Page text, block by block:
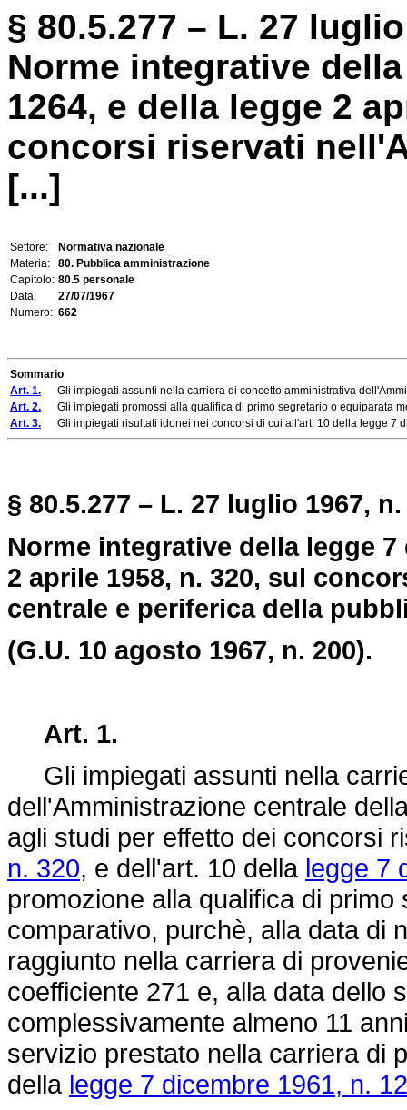
§ 80.5.277 – L. 27
Norme integrative
1264, e della legge 2
concorsi riservati
[...]
Settore:
Normativa nazionale
Materia:
80. Pubblica amministrazione
Capitolo: 80.5 personale
Data:
27/07/1967
Numero: 662
Sommario
Art. 1. Gli impiegati assunti nella carriera di concetto amministrativa
Art. 2. Gli impiegati promossi alla qualifica di primo segretario o equiparata
Art. 3. Gli impiegati risultati idonei nei concorsi di cui all'art. 10 della legge 7
§ 80.5.277 – L. 27 luglio 1967, n.
Norme integrative della legge 7
2 aprile 1958, n. 320, sul
centrale e periferica della
(G.U. 10 agosto 1967, n. 200).
Art. 1.
Gli impiegati assunti nella
dell'Amministrazione centrale
agli studi per effetto dei concorsi
n. 320, e dell'art. 10 della legge 7
promozione alla qualifica di
comparativo, purchè, alla data di
raggiunto nella carriera di
coefficiente 271 e, alla data dello
complessivamente almeno 11
servizio prestato nella carriera di
della legge 7 dicembre 1961, n.